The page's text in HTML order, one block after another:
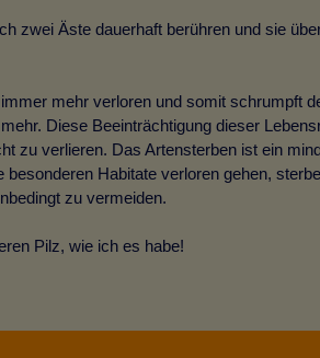
zwei Äste dauerhaft berühren und sie
mehr verloren und somit schrumpft
Diese Beeinträchtigung dieser
zu verlieren. Das Artensterben ist ein
Habitate verloren gehen,
zu vermeiden.
Pilz, wie ich es habe!